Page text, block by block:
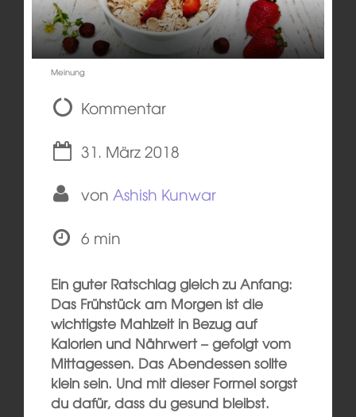
Meinung
Kommentar
31. März 2018
von Ashish Kunwar
6 min
Ein guter Ratschlag gleich zu Anfang:
Das Frühstück am Morgen ist die
wichtigste Mahlzeit in Bezug auf
Kalorien und Nährwert – gefolgt vom
Mittagessen. Das Abendessen sollte
klein sein. Und mit dieser Formel sorgst
du dafür, dass du gesund bleibst.